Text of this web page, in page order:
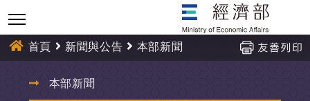
到
主
要
首頁 新聞與公告 本部新聞
本部新聞